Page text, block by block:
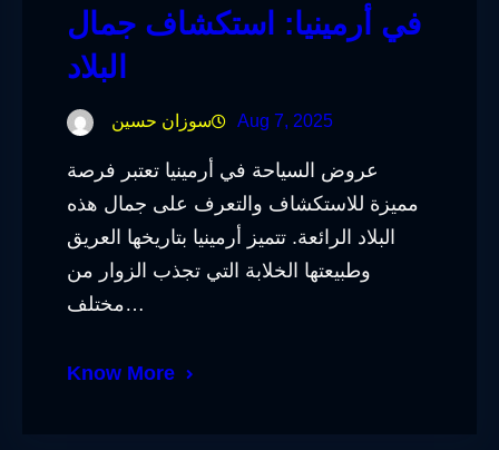
في أرمينيا: استكشاف جمال
البلاد
سوزان حسين Aug 7, 2025
عروض السياحة في أرمينيا تعتبر فرصة
مميزة للاستكشاف والتعرف على جمال هذه
البلاد الرائعة. تتميز أرمينيا بتاريخها العريق
وطبيعتها الخلابة التي تجذب الزوار من
مختلف…
Know More